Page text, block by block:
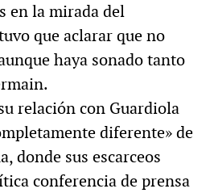
en la mirada del
que aclarar que no
haya sonado tanto
relación con Guardiola
diferente» de
donde sus escarceos
conferencia de prensa